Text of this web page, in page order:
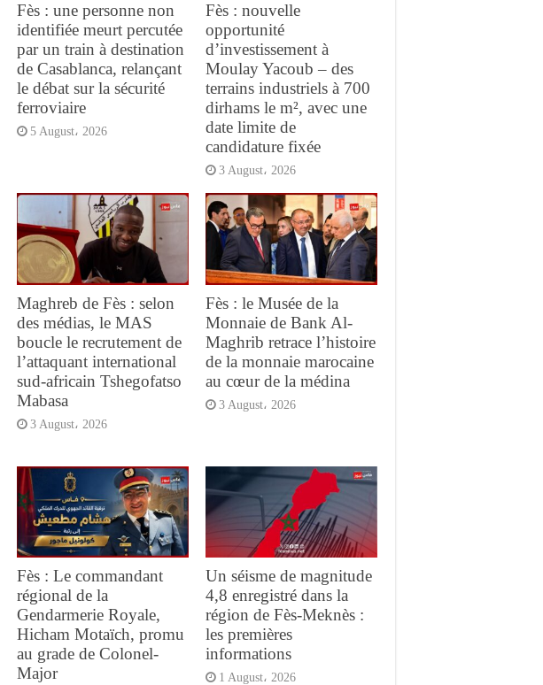
Fès : une personne non
identifiée meurt percutée
par un train à destination
de Casablanca, relançant
le débat sur la sécurité
ferroviaire
5 August، 2026
Fès : nouvelle
opportunité
d’investissement à
Moulay Yacoub – des
terrains industriels à 700
dirhams le m², avec une
date limite de
candidature fixée
3 August، 2026
Maghreb de Fès : selon
des médias, le MAS
boucle le recrutement de
l’attaquant international
sud-africain Tshegofatso
Mabasa
3 August، 2026
Fès : le Musée de la
Monnaie de Bank Al-
Maghrib retrace l’histoire
de la monnaie marocaine
au cœur de la médina
3 August، 2026
Fès : Le commandant
régional de la
Gendarmerie Royale,
Hicham Motaïch, promu
au grade de Colonel-
Major
Un séisme de magnitude
4,8 enregistré dans la
région de Fès-Meknès :
les premières
informations
1 August، 2026